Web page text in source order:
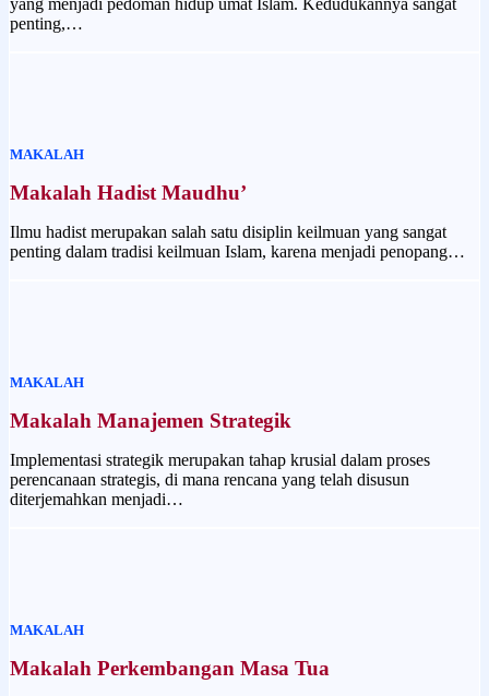
yang menjadi pedoman hidup umat Islam. Kedudukannya sangat
penting,…
MAKALAH
Makalah Hadist Maudhu’
Ilmu hadist merupakan salah satu disiplin keilmuan yang sangat
penting dalam tradisi keilmuan Islam, karena menjadi penopang…
MAKALAH
Makalah Manajemen Strategik
Implementasi strategik merupakan tahap krusial dalam proses
perencanaan strategis, di mana rencana yang telah disusun
diterjemahkan menjadi…
MAKALAH
Makalah Perkembangan Masa Tua